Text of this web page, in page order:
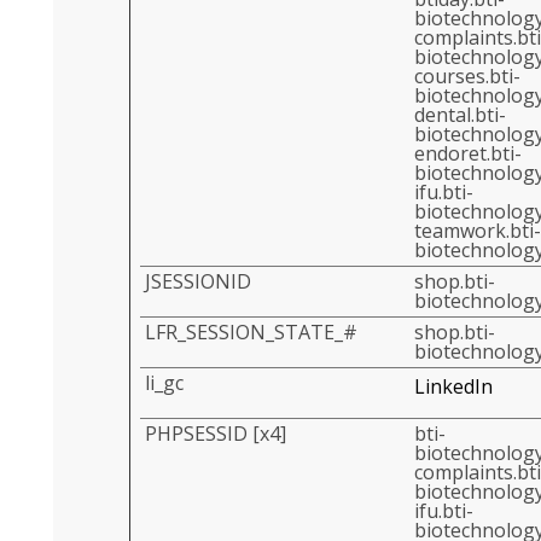
courses.bti-
dental.bti-
endoret.bti-
ifu.bti-
teamwork.bti-
JSESSIONID
shop.bti-
LFR_SESSION_STATE_#
shop.bti-
li_gc
LinkedIn
PHPSESSID [x4]
bti-
ifu.bti-